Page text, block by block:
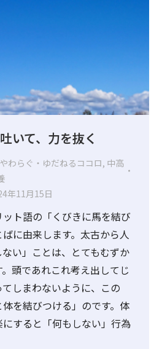
いて、力を抜く
やわらぐ・ゆだねるココロ, 中高
年11月15日
ト語の「くびきに馬を結び
に由来します。太古から人
い」ことは、とてもむずか
頭であれこれ考え出してじ
しまわないように、この
を結びつける」のです。体
すると「何もしない」行為